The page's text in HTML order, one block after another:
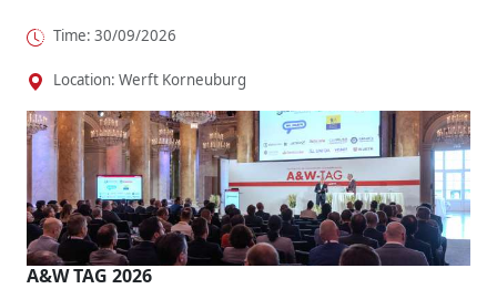
Time: 30/09/2026
Location: Werft Korneuburg
A&W TAG 2026